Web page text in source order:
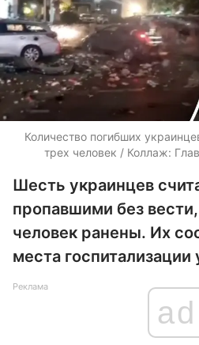
Количество погибших
трех человек / Коллаж:
Шесть украинцев
пропавшими без
человек ранены. Их
места госпитализации
Реклама
ad